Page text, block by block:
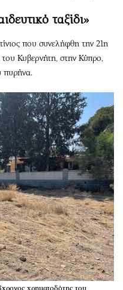
ταξίδι»
που συνελήφθη την 21η
Κυβερνήτη, στην Κύπρο,
πυρήνα.